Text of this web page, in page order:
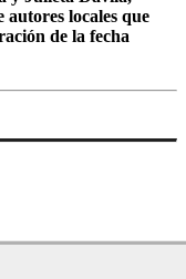
locales que
de la fecha